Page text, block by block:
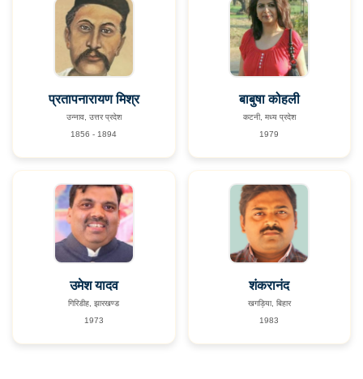
प्रतापनारायण मिश्र
उन्नाव, उत्तर प्रदेश
1856 - 1894
बाबुषा कोहली
कटनी, मध्य प्रदेश
1979
उमेश यादव
गिरिडीह, झारखण्ड
1973
शंकरानंद
खगड़िया, बिहार
1983